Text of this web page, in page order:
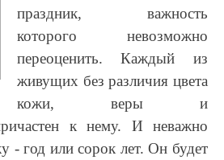
праздник, важность
которого невозможно
переоценить. Каждый из
живущих без различия цвета
кожи, веры и
к нему. И неважно
- год или сорок лет. Он будет